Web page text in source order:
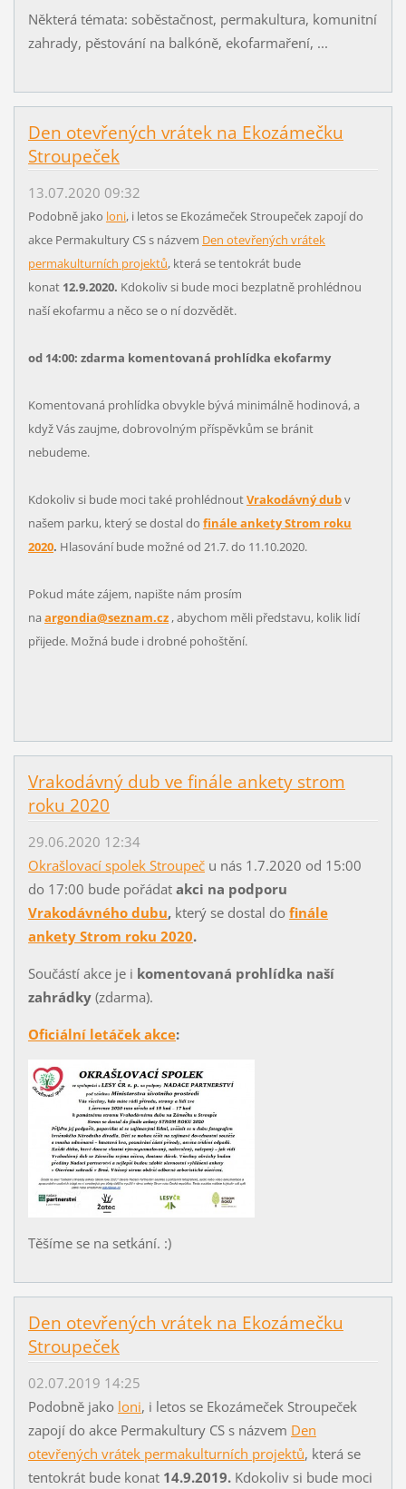
Některá témata: soběstačnost, permakultura, komunitní
zahrady, pěstování na balkóně, ekofarmaření, ...
Den otevřených vrátek na Ekozámečku
Stroupeček
13.07.2020 09:32
Podobně jako loni, i letos se Ekozámeček Stroupeček zapojí do
akce Permakultury CS s názvem Den otevřených vrátek
permakulturních projektů, která se tentokrát bude
konat 12.9.2020. Kdokoliv si bude moci bezplatně prohlédnou
naší ekofarmu a něco se o ní dozvědět.
od 14:00: zdarma komentovaná prohlídka ekofarmy
Komentovaná prohlídka obvykle bývá minimálně hodinová, a
když Vás zaujme, dobrovolným příspěvkům se bránit
nebudeme.
Kdokoliv si bude moci také prohlédnoutVrakodávný dubv
našem parku, který se dostal do finále ankety Strom roku
2020. Hlasování bude možné od 21.7. do 11.10.2020.
Pokud máte zájem, napište nám prosím
na argondia@seznam.cz, abychom měli představu, kolik lidí
přijede. Možná bude i drobné pohoštění.
Vrakodávný dub ve finále ankety strom
roku 2020
29.06.2020 12:34
Okrašlovací spolek Stroupeču nás 1.7.2020 od 15:00
do 17:00 bude pořádat akci na podporu
Vrakodávného dubu, který se dostal do finále
ankety Strom roku 2020.
Součástí akce je i komentovaná prohlídka naší
zahrádky(zdarma).
Oficiální letáček akce:
Těšíme se na setkání. :)
Den otevřených vrátek na Ekozámečku
Stroupeček
02.07.2019 14:25
Podobně jako loni, i letos se Ekozámeček Stroupeček
zapojí do akce Permakultury CS s názvem Den
otevřených vrátek permakulturních projektů, která se
tentokrát bude konat 14.9.2019.Kdokoliv si bude moci